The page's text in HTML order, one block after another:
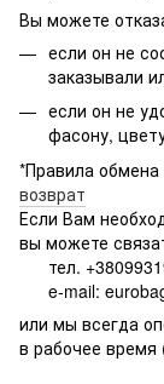
Вы можете
если он не
заказывали
если он не
фасону,
*Правила обмена
возврат
Если Вам
вы можете
тел.
e-mail:
или мы всегда
в рабочее время